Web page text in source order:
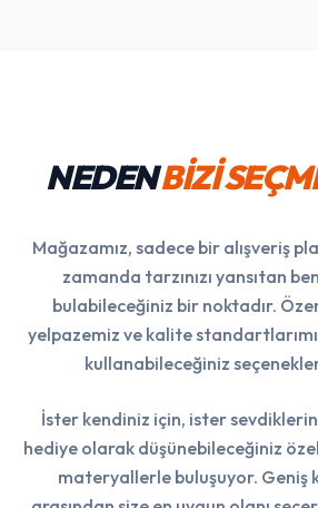
NEDENBİZİ
Mağazamız, sadece bir alışveriş
zamanda tarzınızı yansıtan
bulabileceğiniz bir noktadır.
yelpazemiz ve kalite
kullanabileceğiniz
İster kendiniz için, ister
hediye olarak düşünebileceğiniz
materyallerle buluşuyor. Geniş